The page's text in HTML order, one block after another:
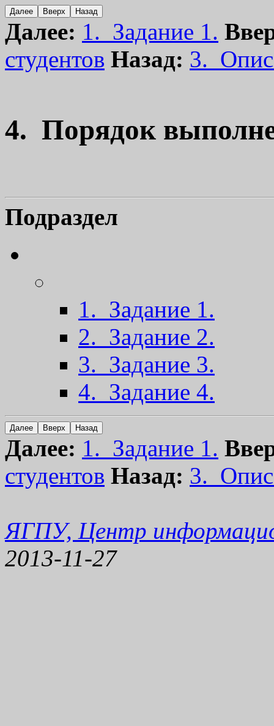
Далее: 1. Задание 1.
студентов Назад: 3.
4. Порядок
Подраздел
1. Задание 1.
2. Задание 2.
3. Задание 3.
4. Задание 4.
Далее: 1. Задание 1.
студентов Назад: 3.
ЯГПУ, Центр
2013-11-27